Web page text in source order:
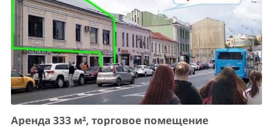
Аренда 333 м², торговое помещение